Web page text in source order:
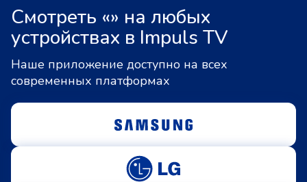
Смотреть «» на любых
устройствах в Impuls TV
Наше приложение доступно на всех
современных платформах